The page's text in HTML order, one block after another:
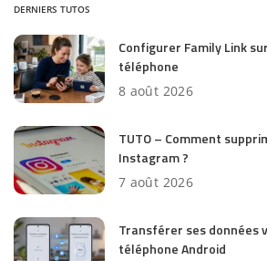
DERNIERS TUTOS
Configurer Family Link
téléphone
8 août 2026
TUTO – Comment
Instagram ?
7 août 2026
Transférer ses données
téléphone Android